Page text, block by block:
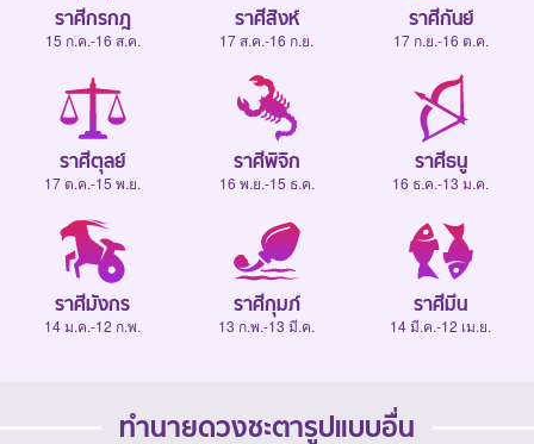
ราศีกรกฎ
15 ก.ค.-16 ส.ค.
ราศีสิงห์
17 ส.ค.-16 ก.ย.
ราศีกันย์
17 ก.ย.-16 ต.ค.
ราศีตุลย์
17 ต.ค.-15 พ.ย.
ราศีพิจิก
16 พ.ย.-15 ธ.ค.
ราศีธนู
16 ธ.ค.-13 ม.ค.
ราศีมังกร
14 ม.ค.-12 ก.พ.
ราศีกุมภ์
13 ก.พ.-13 มี.ค.
ราศีมีน
14 มี.ค.-12 เม.ย.
ทำนายดวงชะตารูปแบบอื่น